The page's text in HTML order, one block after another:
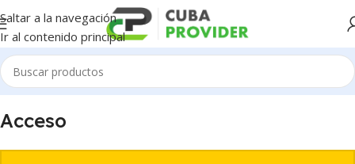
Saltar a la navegación
Ir al contenido principal
Acceso